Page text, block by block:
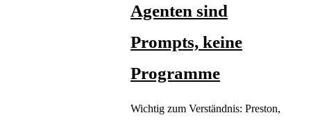
Agenten sind
Prompts, keine
Programme
Wichtig zum Verständnis: Preston,